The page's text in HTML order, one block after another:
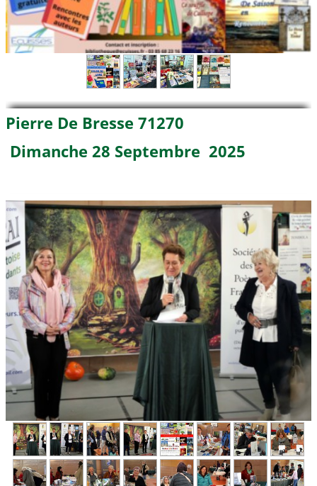
Pierre De Bresse 71270
Dimanche 28 Septembre 2025